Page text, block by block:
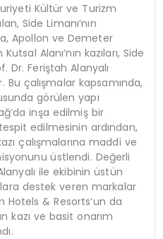
Kültür ve Turizm
Side Limanı’nın
Apollon ve Demeter
Alanı’nın kazıları, Side
Dr. Feriştah Alanyalı
çalışmalar kapsamında,
görülen yapı
inşa edilmiş bir
edilmesinin ardından,
çalışmalarına maddi ve
üstlendi. Değerli
ile ekibinin üstün
destek veren markalar
Hotels & Resorts’un da
kazı ve basit onarım